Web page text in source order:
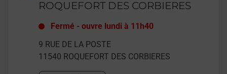
ROQUEFORT DES CORBIERES
Fermé -ouvre lundi à 11h40
9 RUE DE LA POSTE
11540 ROQUEFORT DES CORBIERES